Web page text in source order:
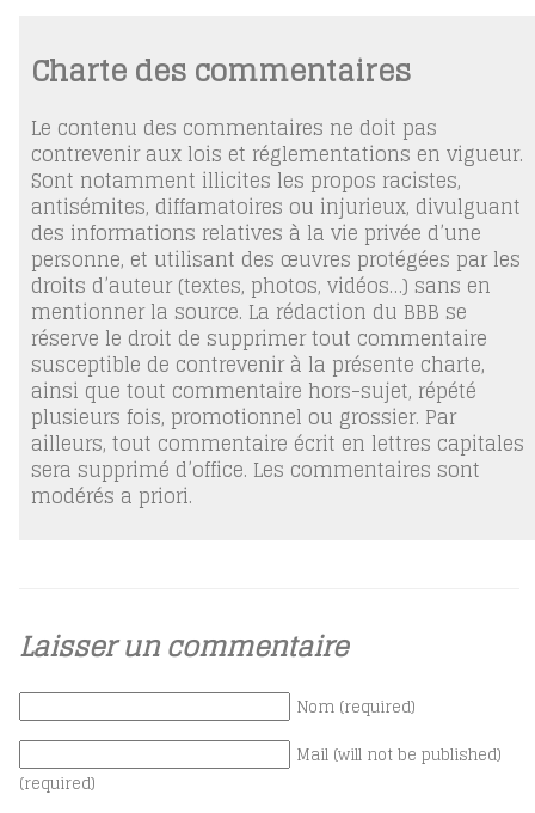
Charte des commentaires
Le contenu des commentaires ne doit pas
contrevenir aux lois et réglementations en vigueur.
Sont notamment illicites les propos racistes,
antisémites, diffamatoires ou injurieux, divulguant
des informations relatives à la vie privée d’une
personne, et utilisant des œuvres protégées par les
droits d’auteur (textes, photos, vidéos…) sans en
mentionner la source. La rédaction du BBB se
réserve le droit de supprimer tout commentaire
susceptible de contrevenir à la présente charte,
ainsi que tout commentaire hors-sujet, répété
plusieurs fois, promotionnel ou grossier. Par
ailleurs, tout commentaire écrit en lettres capitales
sera supprimé d’office. Les commentaires sont
modérés a priori.
Laisser un commentaire
Nom (required)
Mail (will not be published)
(required)